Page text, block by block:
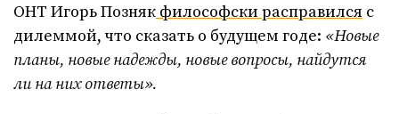
ОНТ Игорь Позняк философски расправился с
дилеммой, что сказать о будущем годе: «Новые
планы, новые надежды, новые вопросы, найдутся
ли на них ответы».